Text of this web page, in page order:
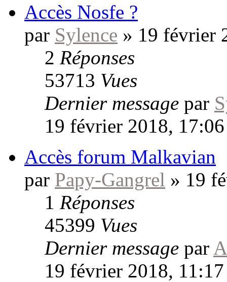
Accès Nosfe ?
par Sylence » 19 février
2 Réponses
53713 Vues
Dernier message par
19 février 2018, 17:06
Accès forum Malkavian
par Papy-Gangrel » 19
1 Réponses
45399 Vues
Dernier message par
19 février 2018, 11:17